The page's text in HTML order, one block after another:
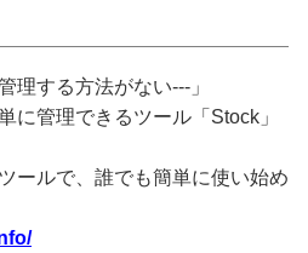
理する方法がない---」
に管理できるツール「Stock」
ールで、誰でも簡単に使い始め